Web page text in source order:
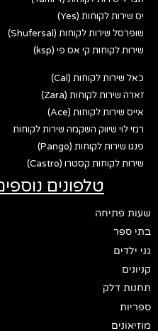
יס שירות לקוחות (Yes)
שופרסל שירות לקוחות (Shufersal)
שירות לקוחות קי אס פי (ksp)
כאל שירות לקוחות (Cal)
זארה שירות לקוחות (Zara)
אייס שירות לקוחות (Ace)
רמי לוי שיווק השקמה שירות לקוחות
פנגו שירות לקוחות (Pango)
שירות לקוחות קסטרו (Castro)
טלפונים
שעות פתיחה
בתי ספר
גני ילדים
קניונים
תחנות דלק
ספריות
מוזיאונים